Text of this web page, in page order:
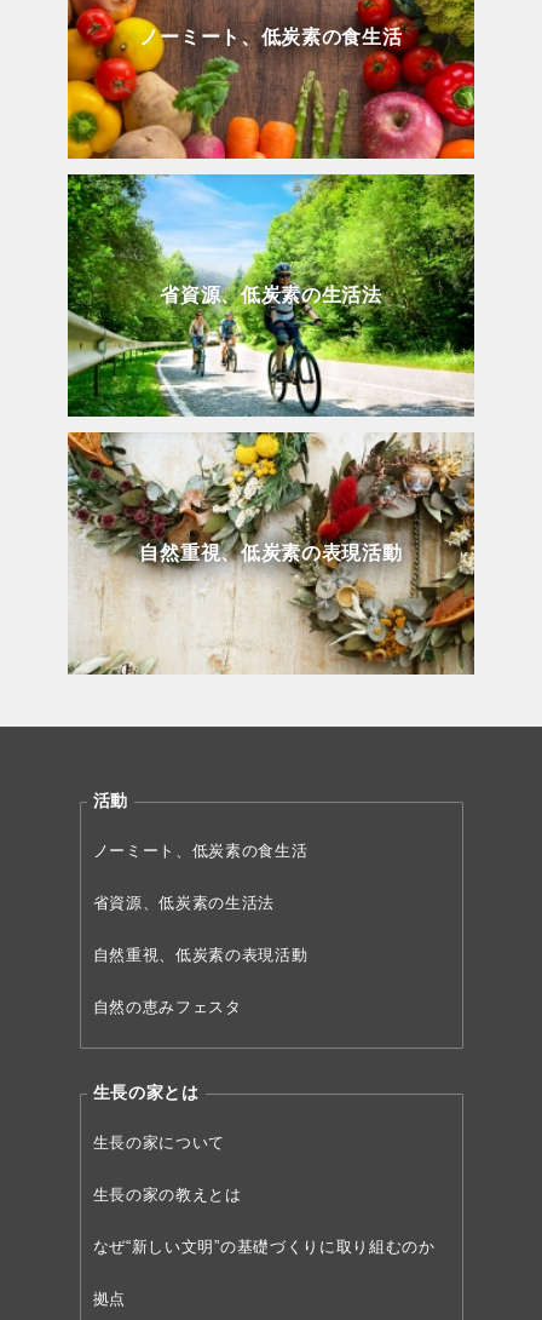
ノーミート、低炭素の食生活
省資源、低炭素の生活法
自然重視、低炭素の表現活動
活動
ノーミート、低炭素の食生活
省資源、低炭素の生活法
自然重視、低炭素の表現活動
自然の恵みフェスタ
生長の家とは
生長の家について
生長の家の教えとは
なぜ“新しい文明”の基礎づくりに取り組むのか
拠点